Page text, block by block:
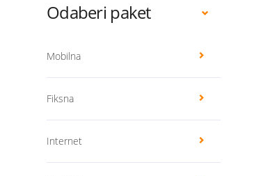
Odaberi paket
Mobilna
Fiksna
Internet